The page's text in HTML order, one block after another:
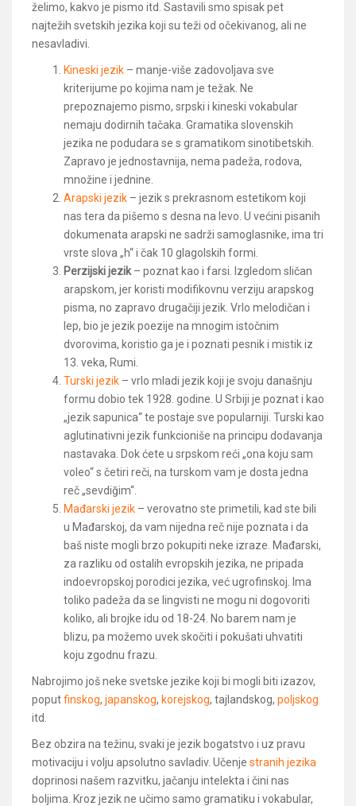
želimo, kakvo je pismo itd. Sastavili smo spisak pet
najtežih svetskih jezika koji su teži od očekivanog, ali ne
nesavladivi.
Kineski jezik ​ – manje-više zadovoljava sve
kriterijume po kojima nam je težak. Ne
prepoznajemo pismo, ​srpski ​i kineski vokabular
nemaju dodirnih tačaka. Gramatika slovenskih
jezika ne podudara se s gramatikom sinotibetskih.
Zapravo je jednostavnija, nema padeža, rodova,
množine i jednine.
Arapski jezik ​ – jezik s prekrasnom estetikom koji
nas tera da pišemo s desna na levo. U većini pisanih
dokumenata arapski ne sadrži samoglasnike, ima tri
vrste slova „h“ i čak 10 glagolskih formi.
Perzijski jezik ​ – poznat kao i farsi. Izgledom sličan
arapskom, jer koristi modifikovnu verziju arapskog
pisma, no zapravo drugačiji jezik. Vrlo melodičan i
lep, bio je jezik poezije na mnogim istočnim
dvorovima, koristio ga je i poznati pesnik i mistik iz
13. veka, Rumi.
Turski jezik​ – vrlo mladi jezik koji je svoju današnju
formu dobio tek 1928. godine. U Srbiji je poznat i kao
„jezik sapunica“ te postaje sve popularniji. Turski kao
aglutinativni jezik funkcioniše na principu dodavanja
nastavaka. Dok ćete u srpskom reći „ona koju sam
voleo“ s četiri reči, na turskom vam je dosta jedna
reč „sevdiğim“.
Mađarski jezik ​ – verovatno ste primetili, kad ste bili
u Mađarskoj, da vam nijedna reč nije poznata i da
baš niste mogli brzo pokupiti neke izraze. Mađarski,
za razliku od ostalih evropskih jezika, ne pripada
indoevropskoj porodici jezika, već ugrofinskoj. Ima
toliko padeža da se lingvisti ne mogu ni dogovoriti
koliko, ali brojke idu od 18-24. No barem nam je
blizu, pa možemo uvek skočiti i pokušati uhvatiti
koju zgodnu frazu.
Nabrojimo još neke svetske jezike koji bi mogli biti izazov,
poput ​finskog​, ​ japanskog​, ​ korejskog​, tajlandskog, ​ poljskog
itd.
Bez obzira na težinu, svaki je jezik bogatstvo i uz pravu
motivaciju i volju apsolutno savladiv. Učenje stranih jezika
doprinosi našem razvitku, jačanju intelekta i čini nas
boljima. Kroz jezik ne učimo samo gramatiku i vokabular,